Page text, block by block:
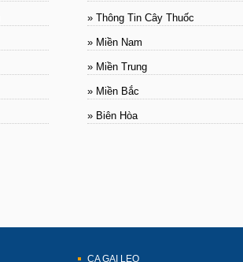
» Thông Tin Cây Thuốc
» Miền Nam
» Miền Trung
» Miền Bắc
» Biên Hòa
CA GAI LEO